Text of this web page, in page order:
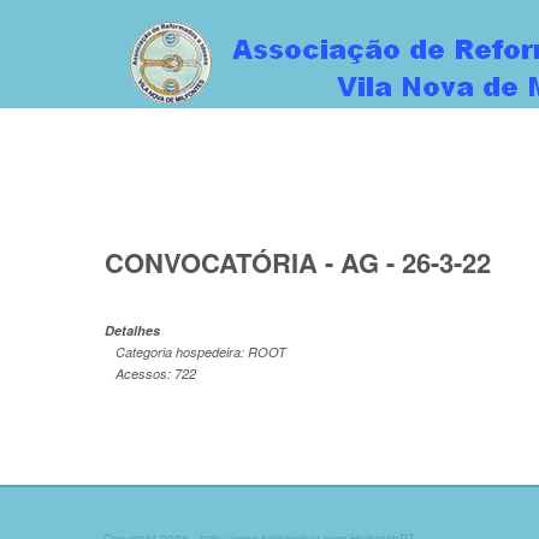
CONVOCATÓRIA - AG - 26-3-22
Detalhes
Categoria hospedeira: ROOT
Acessos: 722